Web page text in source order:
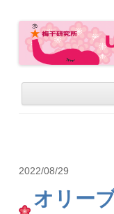
WE LOVE
2022/08/29
オリー